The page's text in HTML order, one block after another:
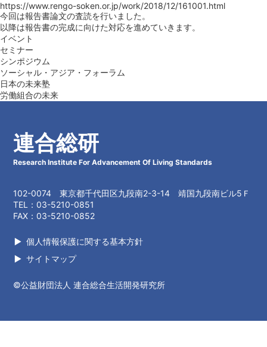
https://www.rengo-soken.or.jp/work/2018/12/161001.html
今回は報告書論文の査読を行いました。
以降は報告書の完成に向けた対応を進めていきます。
イベント
セミナー
シンポジウム
ソーシャル・アジア・フォーラム
日本の未来塾
労働組合の未来
連合総研
Research Institute For Advancement Of Living Standards
102-0074 東京都千代田区九段南2-3-14 靖国九段南ビル5Ｆ
TEL：03-5210-0851
FAX：03-5210-0852
個人情報保護に関する基本方針
サイトマップ
©公益財団法人 連合総合生活開発研究所